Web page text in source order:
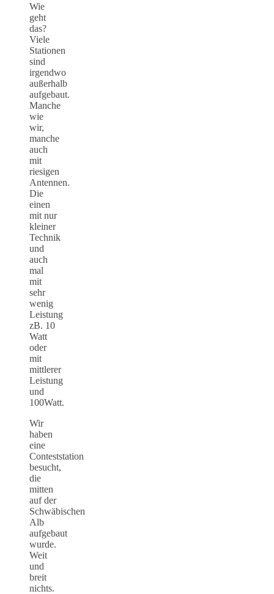
Wie
geht
das?
Viele
Stationen
sind
irgendwo
außerhalb
aufgebaut.
Manche
wie
wir,
manche
auch
mit
riesigen
Antennen.
Die
einen
mit nur
kleiner
Technik
und
auch
mal
mit
sehr
wenig
Leistung
zB. 10
Watt
oder
mit
mittlerer
Leistung
und
100Watt.
Wir
haben
eine
Conteststation
besucht,
die
mitten
auf der
Schwäbischen
Alb
aufgebaut
wurde.
Weit
und
breit
nichts.